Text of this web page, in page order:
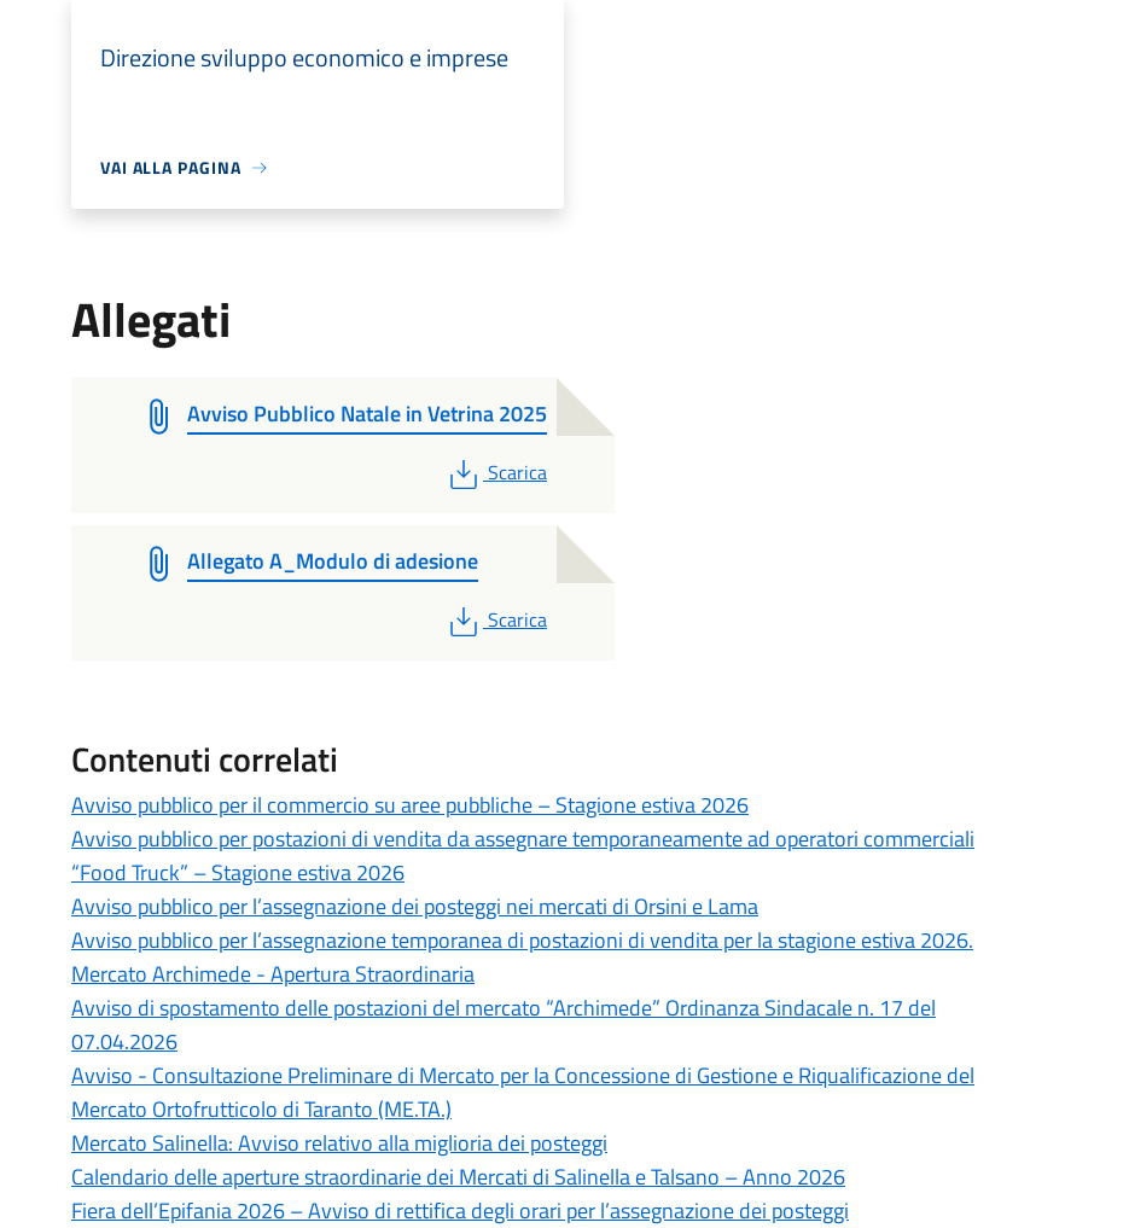
Direzione sviluppo economico e imprese
VAI ALLA PAGINA
Allegati
Avviso Pubblico Natale in Vetrina 2025
PDF
Scarica
Allegato A_Modulo di adesione
PDF
Scarica
Contenuti correlati
Avviso pubblico per il commercio su aree pubbliche – Stagione estiva 2026
Avviso pubblico per postazioni di vendita da assegnare temporaneamente ad operatori commerciali
“Food Truck” – Stagione estiva 2026
Avviso pubblico per l’assegnazione dei posteggi nei mercati di Orsini e Lama
Avviso pubblico per l’assegnazione temporanea di postazioni di vendita per la stagione estiva 2026.
Mercato Archimede - Apertura Straordinaria
Avviso di spostamento delle postazioni del mercato “Archimede” Ordinanza Sindacale n. 17 del
07.04.2026
Avviso - Consultazione Preliminare di Mercato per la Concessione di Gestione e Riqualificazione del
Mercato Ortofrutticolo di Taranto (ME.TA.)
Mercato Salinella: Avviso relativo alla miglioria dei posteggi
Calendario delle aperture straordinarie dei Mercati di Salinella e Talsano – Anno 2026
Fiera dell’Epifania 2026 – Avviso di rettifica degli orari per l’assegnazione dei posteggi